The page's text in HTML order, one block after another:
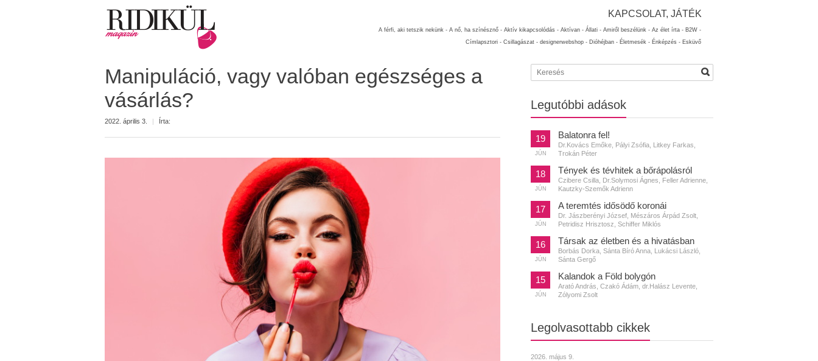
KAPCSOLAT, JÁTÉK
A férfi, aki tetszik nekünk - A nő, ha színésznő - Aktív kikapcsolódás - Aktívan - Állati - Amiről beszélünk - Az élet írta - B2W -
Címlapsztori - Csillagászat - designerwebshop - Dióhéjban - Életmesék - Énképzés - Esküvő
Manipuláció, vagy valóban egészséges a
vásárlás?
2022. április 3. | Írta:
Legutóbbi adások
19
JÚN
Balatonra fel!
Dr.Kovács Emőke, Pályi Zsófia, Litkey Farkas,
Trokán Péter
18
JÚN
Tények és tévhitek a bőrápolásról
Czibere Csilla, Dr.Solymosi Ágnes, Feller Adrienne,
Kautzky-Szemők Adrienn
17
JÚN
A teremtés idősödő koronái
Dr. Jászberényi József, Mészáros Árpád Zsolt,
Petridisz Hrisztosz, Schiffer Miklós
16
JÚN
Társak az életben és a hivatásban
Borbás Dorka, Sánta Bíró Anna, Lukácsi László,
Sánta Gergő
15
JÚN
Kalandok a Föld bolygón
Arató András, Czakó Ádám, dr.Halász Levente,
Zólyomi Zsolt
Legolvasottabb cikkek
2026. május 9.